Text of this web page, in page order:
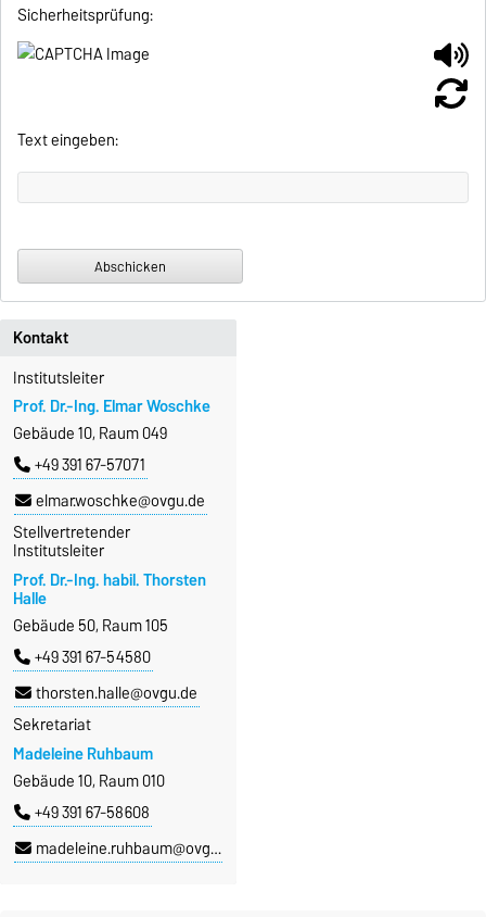
Sicherheitsprüfung:
Text eingeben:
Kontakt
Institutsleiter
Prof. Dr.-Ing. Elmar Woschke
Gebäude 10, Raum 049
+49 391 67-57071
elmar.woschke@ovgu.de
Stellvertretender
Institutsleiter
Prof. Dr.-Ing. habil. Thorsten
Halle
Gebäude 50, Raum 105
+49 391 67-54580
thorsten.halle@ovgu.de
Sekretariat
Madeleine Ruhbaum
Gebäude 10, Raum 010
+49 391 67-58608
madeleine.ruhbaum@ovgu.de